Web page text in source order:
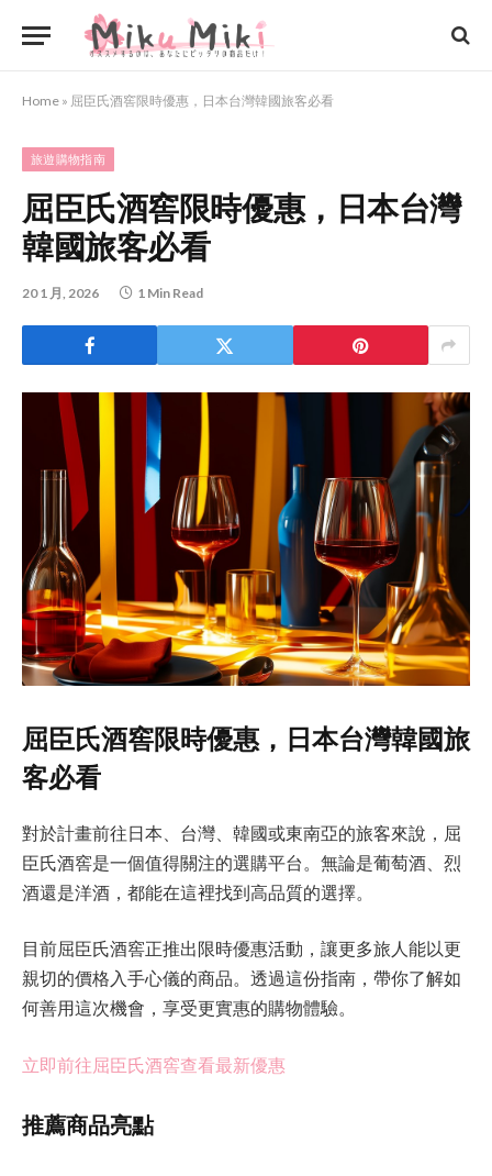
Home » 屈臣氏酒窖限時優惠，日本台灣韓國旅客必看
旅遊購物指南
屈臣氏酒窖限時優惠，日本台灣
韓國旅客必看
20 1 月, 2026 1 Min Read
屈臣氏酒窖限時優惠，日本台灣韓國旅
客必看
對於計畫前往日本、台灣、韓國或東南亞的旅客來說，屈
臣氏酒窖是一個值得關注的選購平台。無論是葡萄酒、烈
酒還是洋酒，都能在這裡找到高品質的選擇。
目前屈臣氏酒窖正推出限時優惠活動，讓更多旅人能以更
親切的價格入手心儀的商品。透過這份指南，帶你了解如
何善用這次機會，享受更實惠的購物體驗。
立即前往屈臣氏酒窖查看最新優惠
推薦商品亮點